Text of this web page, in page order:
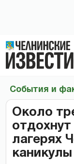
События и
Около
лагерях
каникулы